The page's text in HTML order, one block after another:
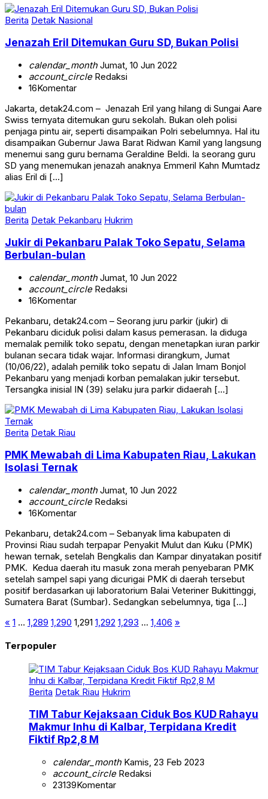
Berita Detak Nasional
Jenazah Eril Ditemukan Guru SD, Bukan Polisi
calendar_monthJumat, 10 Jun 2022
account_circleRedaksi
16Komentar
Jakarta, detak24.com – Jenazah Eril yang hilang di Sungai Aare
Swiss ternyata ditemukan guru sekolah. Bukan oleh polisi
penjaga pintu air, seperti disampaikan Polri sebelumnya. Hal itu
disampaikan Gubernur Jawa Barat Ridwan Kamil yang langsung
menemui sang guru bernama Geraldine Beldi. Ia seorang guru
SD yang menemukan jenazah anaknya Emmeril Kahn Mumtadz
alias Eril di […]
Berita Detak Pekanbaru Hukrim
Jukir di Pekanbaru Palak Toko Sepatu, Selama
Berbulan-bulan
calendar_monthJumat, 10 Jun 2022
account_circleRedaksi
16Komentar
Pekanbaru, detak24.com – Seorang juru parkir (jukir) di
Pekanbaru diciduk polisi dalam kasus pemerasan. Ia diduga
memalak pemilik toko sepatu, dengan menetapkan iuran parkir
bulanan secara tidak wajar. Informasi dirangkum, Jumat
(10/06/22), adalah pemilik toko sepatu di Jalan Imam Bonjol
Pekanbaru yang menjadi korban pemalakan jukir tersebut.
Tersangka inisial IN (39) selaku jura parkir didaerah […]
Berita Detak Riau
PMK Mewabah di Lima Kabupaten Riau, Lakukan
Isolasi Ternak
calendar_monthJumat, 10 Jun 2022
account_circleRedaksi
16Komentar
Pekanbaru, detak24.com – Sebanyak lima kabupaten di
Provinsi Riau sudah terpapar Penyakit Mulut dan Kuku (PMK)
hewan ternak, setelah Bengkalis dan Kampar dinyatakan positif
PMK. Kedua daerah itu masuk zona merah penyebaran PMK
setelah sampel sapi yang dicurigai PMK di daerah tersebut
positif berdasarkan uji laboratorium Balai Veteriner Bukittinggi,
Sumatera Barat (Sumbar). Sedangkan sebelumnya, tiga […]
« 1 … 1,289 1,290 1,291 1,292 1,293 … 1,406 »
Terpopuler
Berita Detak Riau Hukrim
TIM Tabur Kejaksaan Ciduk Bos KUD Rahayu
Makmur Inhu di Kalbar, Terpidana Kredit
Fiktif Rp2,8 M
calendar_monthKamis, 23 Feb 2023
account_circleRedaksi
23139Komentar